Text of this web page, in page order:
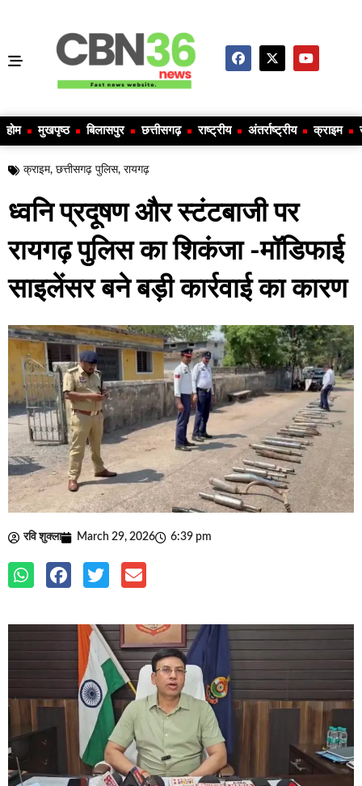
होम मुखपृष्ठ बिलासपुर छत्तीसगढ़ राष्ट्रीय अंतर्राष्ट्रीय क्राइम
क्राइम, छत्तीसगढ़ पुलिस, रायगढ़
ध्वनि प्रदूषण और स्टंटबाजी पर
रायगढ़ पुलिस का शिकंजा -मॉडिफाई
साइलेंसर बने बड़ी कार्रवाई का कारण
रवि शुक्ला March 29, 2026 6:39 pm